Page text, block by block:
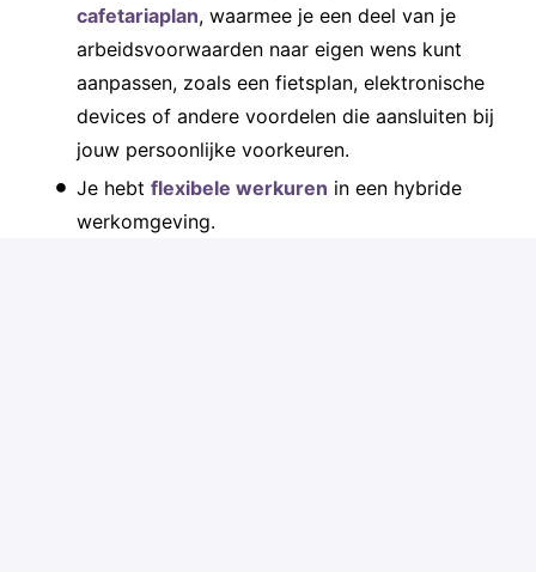
cafetariaplan, waarmee je een deel van je
arbeidsvoorwaarden naar eigen wens kunt
aanpassen, zoals een fietsplan, elektronische
devices of andere voordelen die aansluiten bij
jouw persoonlijke voorkeuren.
Je hebt flexibele werkuren in een hybride
werkomgeving.